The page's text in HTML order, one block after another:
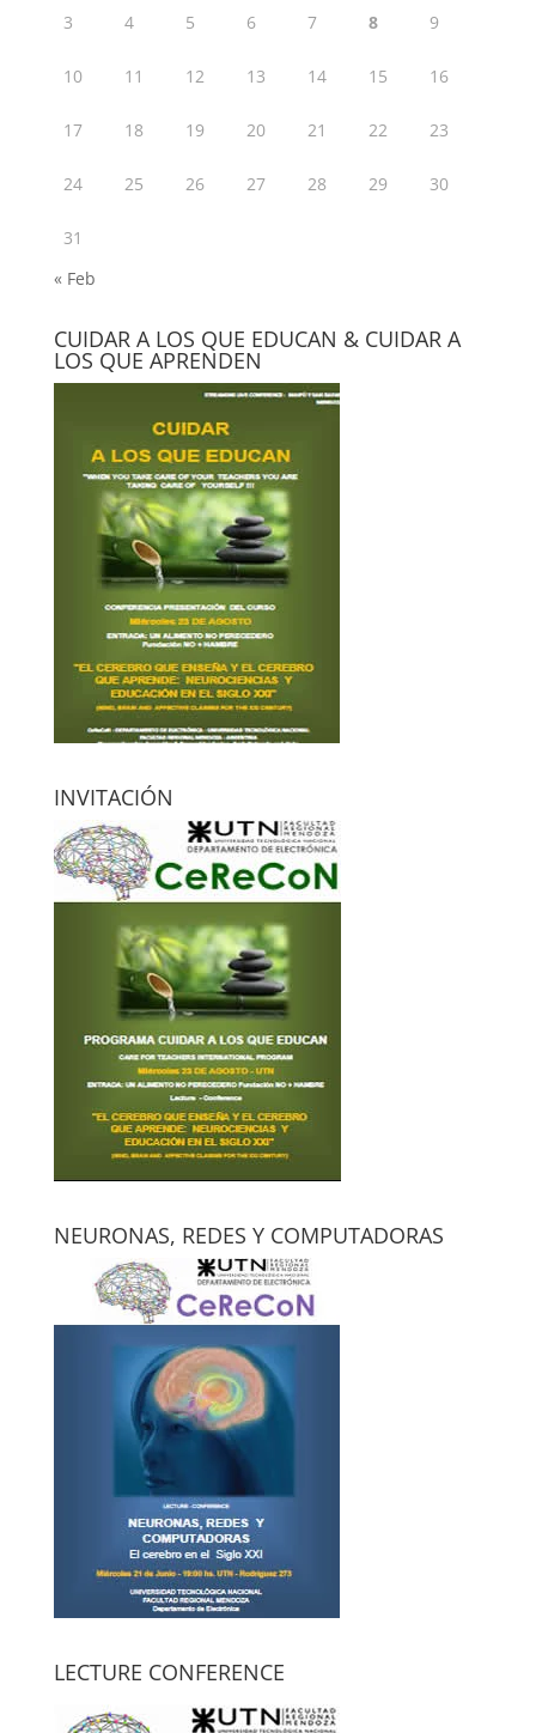
3 4 5 6 7 8 9
10 11 12 13 14 15 16
17 18 19 20 21 22 23
24 25 26 27 28 29 30
31
« Feb
CUIDAR A LOS QUE EDUCAN & CUIDAR A
LOS QUE APRENDEN
INVITACIÓN
NEURONAS, REDES Y COMPUTADORAS
LECTURE CONFERENCE